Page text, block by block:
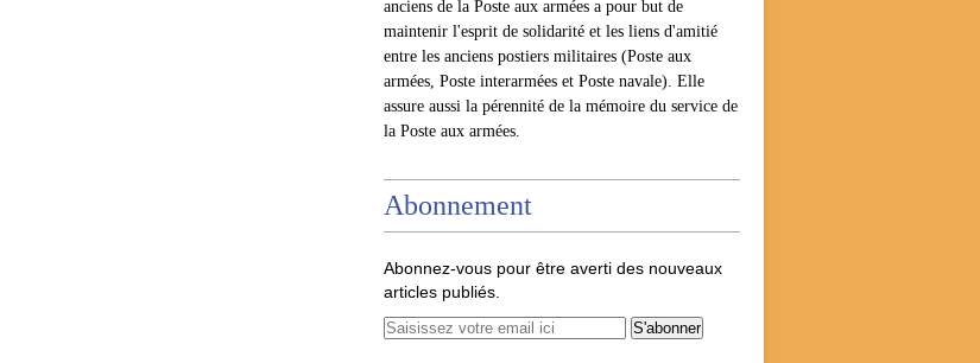
anciens de la Poste aux armées a pour but de
maintenir l'esprit de solidarité et les liens d'amitié
entre les anciens postiers militaires (Poste aux
armées, Poste interarmées et Poste navale). Elle
assure aussi la pérennité de la mémoire du service de
la Poste aux armées.
Abonnement
Abonnez-vous pour être averti des nouveaux
articles publiés.